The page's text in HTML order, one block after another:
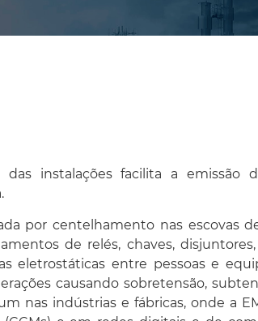
instalações facilita a emissão
por centelhamento nas escovas
de relés, chaves,
eletrostáticas entre pessoas e
causando sobretensão,
nas indústrias e fábricas, onde a